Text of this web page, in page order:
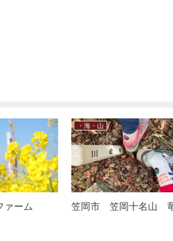
・飲食店
笠岡市 福祉喫茶 干拓喰